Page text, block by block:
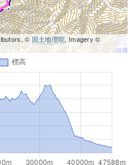
©国土地理院, Imagery ©